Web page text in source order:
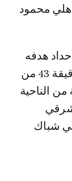
محمود
هدفه
الثاني، والثالث لفريقه، في الدقيقة 43 من
الناحية
في شباك